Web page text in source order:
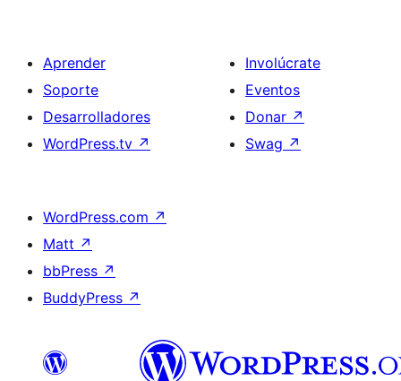
Aprender
Soporte
Desarrolladores
WordPress.tv ↗
Involúcrate
Eventos
Donar ↗
Swag ↗
WordPress.com ↗
Matt ↗
bbPress ↗
BuddyPress ↗